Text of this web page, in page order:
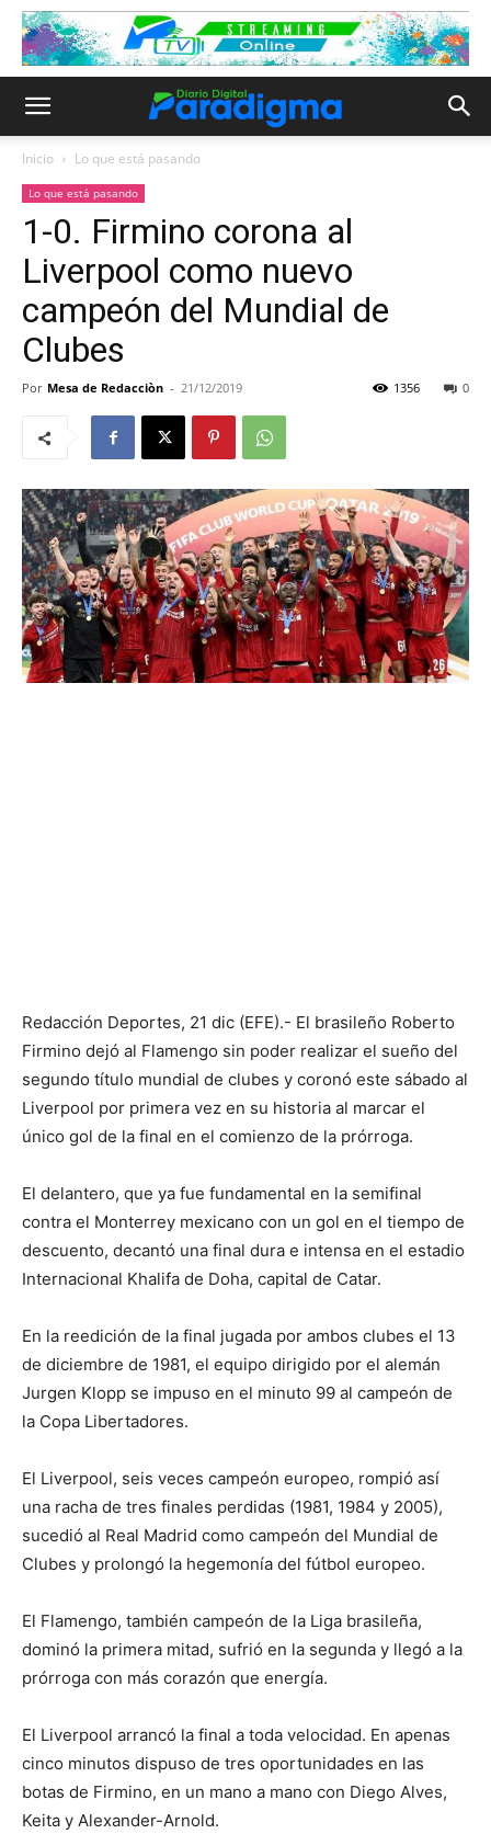
Inicio Lo que está pasando
Lo que está pasando
1-0. Firmino corona al
Liverpool como nuevo
campeón del Mundial de
Clubes
Por Mesa de Redacciòn - 21/12/2019 0
1356
Redacción Deportes, 21 dic (EFE).- El brasileño Roberto
Firmino dejó al Flamengo sin poder realizar el sueño del
segundo título mundial de clubes y coronó este sábado al
Liverpool por primera vez en su historia al marcar el
único gol de la final en el comienzo de la prórroga.
El delantero, que ya fue fundamental en la semifinal
contra el Monterrey mexicano con un gol en el tiempo de
descuento, decantó una final dura e intensa en el estadio
Internacional Khalifa de Doha, capital de Catar.
En la reedición de la final jugada por ambos clubes el 13
de diciembre de 1981, el equipo dirigido por el alemán
Jurgen Klopp se impuso en el minuto 99 al campeón de
la Copa Libertadores.
El Liverpool, seis veces campeón europeo, rompió así
una racha de tres finales perdidas (1981, 1984 y 2005),
sucedió al Real Madrid como campeón del Mundial de
Clubes y prolongó la hegemonía del fútbol europeo.
El Flamengo, también campeón de la Liga brasileña,
dominó la primera mitad, sufrió en la segunda y llegó a la
prórroga con más corazón que energía.
El Liverpool arrancó la final a toda velocidad. En apenas
cinco minutos dispuso de tres oportunidades en las
botas de Firmino, en un mano a mano con Diego Alves,
Keita y Alexander-Arnold.